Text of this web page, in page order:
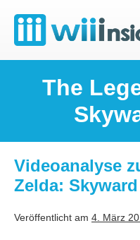
Inhalt
springen
The
Videoanalyse
Zelda:
Veröffentlicht am 4. März